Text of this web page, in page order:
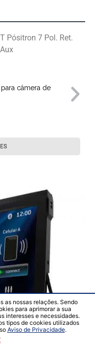
Pósitron 7 Pol. Ret.
para câmera de
as nossas relações. Sendo
para aprimorar a sua
interesses e necessidades.
tipos de cookies utilizados
Aviso de Privacidade.